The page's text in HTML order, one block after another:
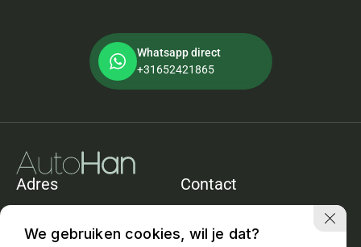
Whatsapp direct
+31652421865
Adres
1161ACZwanenburg
Contact
info@autohan.nl
We gebruiken cookies, wil je dat?